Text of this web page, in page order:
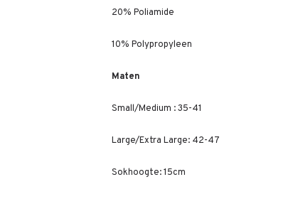
20% Poliamide
10% Polypropyleen
Maten
Small/Medium : 35-41
Large/Extra Large: 42-47
Sokhoogte: 15cm